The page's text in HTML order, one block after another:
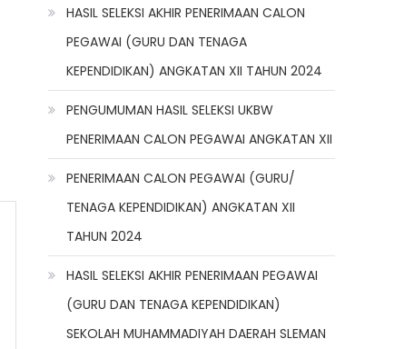
HASIL SELEKSI AKHIR PENERIMAAN CALON
PEGAWAI (GURU DAN TENAGA
KEPENDIDIKAN) ANGKATAN XII TAHUN 2024
PENGUMUMAN HASIL SELEKSI UKBW
PENERIMAAN CALON PEGAWAI ANGKATAN XII
PENERIMAAN CALON PEGAWAI (GURU/
TENAGA KEPENDIDIKAN) ANGKATAN XII
TAHUN 2024
HASIL SELEKSI AKHIR PENERIMAAN PEGAWAI
(GURU DAN TENAGA KEPENDIDIKAN)
SEKOLAH MUHAMMADIYAH DAERAH SLEMAN